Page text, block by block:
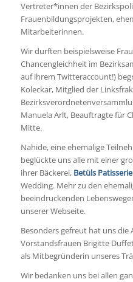
Vertreter*innen der
Frauenbildungsprojekten,
Mitarbeiterinnen.
Wir durften beispielsweise
Chancengleichheit im
auf ihrem Twitteraccount!)
Koleckar, Mitglied der
Manuela Arlt, Beauftragte für
Mitte.
Nahide, eine ehemalige
beglückte uns alle mit einer
ihrer Bäckerei, Betüls Patisserie
Wedding. Mehr zu den
beeindruckenden
unserer Webseite.
Besonders gefreut hat uns die
Vorstandsfrauen Brigitte
als Mitbegründerin unseres
Wir bedanken uns bei allen